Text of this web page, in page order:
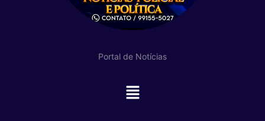
Portal de Notícias
Main